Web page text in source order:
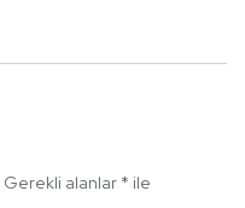
Gerekli alanlar * ile